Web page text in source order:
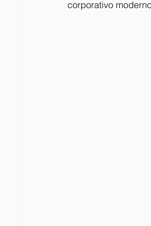
corporativo